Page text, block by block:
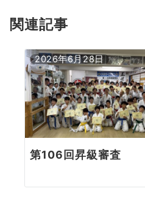
ョ
ン
関連記事
2026年6月28日
第106回昇級審査